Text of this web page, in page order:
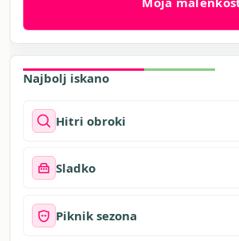
Najbolj iskano
Hitri obroki
Sladko
Piknik sezona